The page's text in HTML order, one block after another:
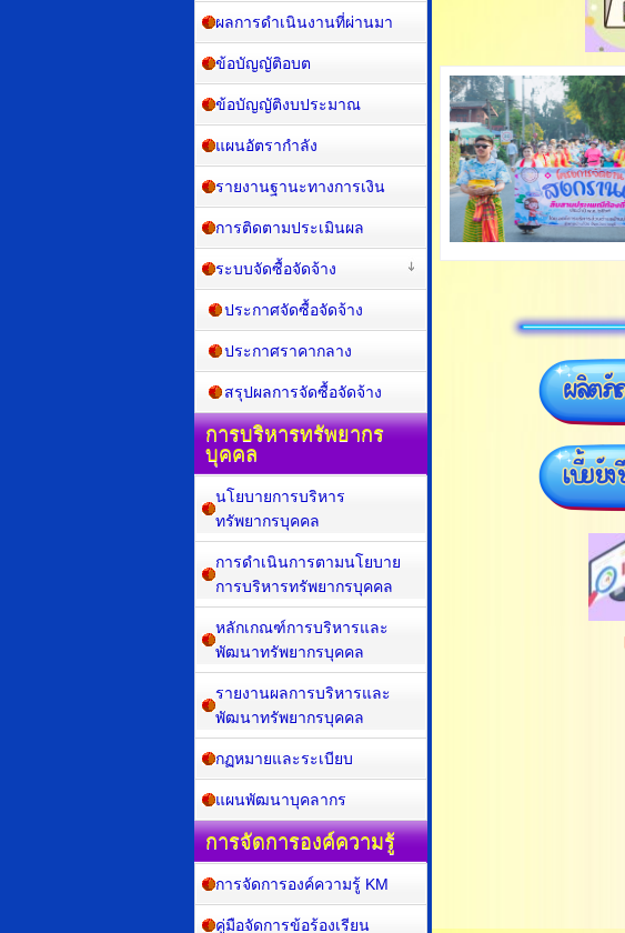
ศุกร์, 12 กรกฏาคม 2024
ประกาศองค์การบริหารส่วนตำ
ผลการดำเนินงานที่ผ่านมา
ข้อบัญญัติอบต
ข้อบัญญัติงบประมาณ
แผนอัตรากำลัง
รายงานฐานะทางการเงิน
การติดตามประเมินผล
ระบบจัดซื้อจัดจ้าง
ประกาศจัดซื้อจัดจ้าง
ประกาศราคากลาง
สรุปผลการจัดซื้อจัดจ้าง
การบริหารทรัพยากร
บุคคล
นโยบายการบริหาร
ทรัพยากรบุคคล
การดำเนินการตามนโยบาย
การบริหารทรัพยากรบุคคล
หลักเกณฑ์การบริหารและ
พัฒนาทรัพยากรบุคคล
รายงานผลการบริหารและ
พัฒนาทรัพยากรบุคคล
กฏหมายและระเบียบ
แผนพัฒนาบุคลากร
การจัดการองค์ความรู้
การจัดการองค์ความรู้ KM
คู่มือจัดการข้อร้องเรียน